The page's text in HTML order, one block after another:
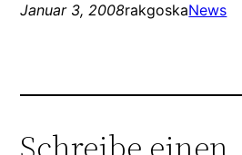
Januar 3, 2008rakgoskaNews